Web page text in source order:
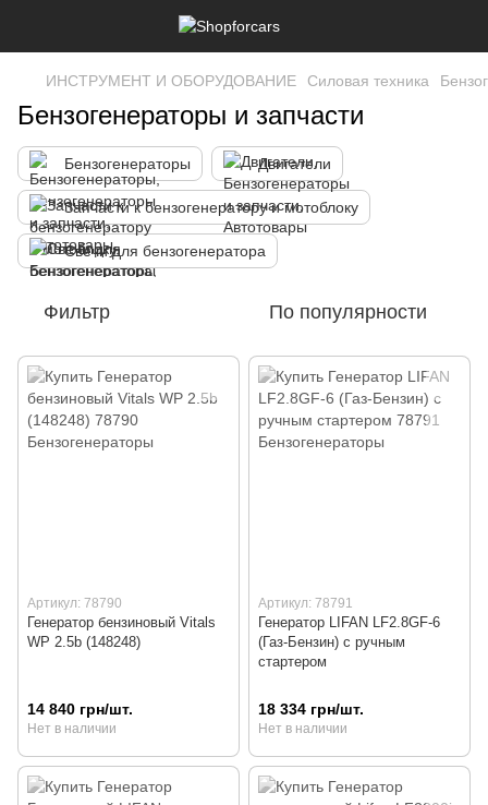
ИНСТРУМЕНТ И ОБОРУДОВАНИЕ Силовая техника
Бензогенераторы и запчасти
Бензогенераторы Двигатели
Запчасти к бензогенератору и мотоблоку
Свечи для бензогенератора
Фильтр По популярности
Артикул: 78790
Генератор бензиновый Vitals
WP 2.5b (148248)
14 840 грн/шт.
Нет в наличии
Артикул: 78791
Генератор LIFAN LF2.8GF-6
(Газ-Бензин) с ручным
стартером
18 334 грн/шт.
Нет в наличии